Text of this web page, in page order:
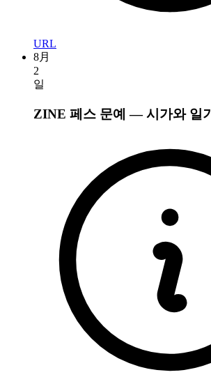
URL
8月
2
일
ZINE 페스 문예 — 시가와 일기